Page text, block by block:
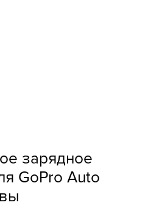
зарядное
GoPro Auto